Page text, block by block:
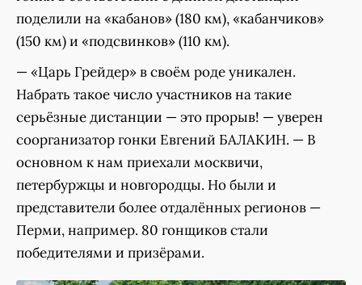
поделили на «кабанов» (180 км), «кабанчиков»
(150 км) и «подсвинков» (110 км).
— «Царь Грейдер» в своём роде уникален.
Набрать такое число участников на такие
серьёзные дистанции — это прорыв! — уверен
соорганизатор гонки Евгений БАЛАКИН. — В
основном к нам приехали москвичи,
петербуржцы и новгородцы. Но были и
представители более отдалённых регионов —
Перми, например. 80 гонщиков стали
победителями и призёрами.